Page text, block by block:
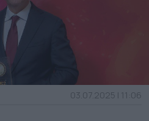
03.07.2025 | 11:06